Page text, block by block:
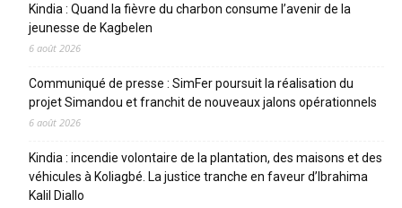
Kindia : Quand la fièvre du charbon consume l’avenir de la
jeunesse de Kagbelen
6 août 2026
Communiqué de presse : SimFer poursuit la réalisation du
projet Simandou et franchit de nouveaux jalons opérationnels
6 août 2026
Kindia : incendie volontaire de la plantation, des maisons et des
véhicules à Koliagbé. La justice tranche en faveur d’Ibrahima
Kalil Diallo